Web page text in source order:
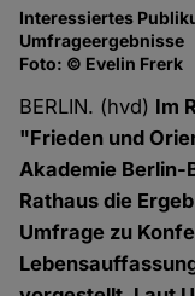
Interessiertes
Umfrageergebnisse
Foto: © Evelin Frerk
BERLIN. (hvd) Im
"Frieden und
Akademie Berlin-
Rathaus die
Umfrage zu